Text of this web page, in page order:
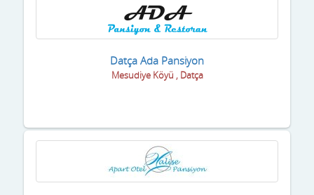
Datça Ada Pansiyon
Mesudiye Köyü , Datça